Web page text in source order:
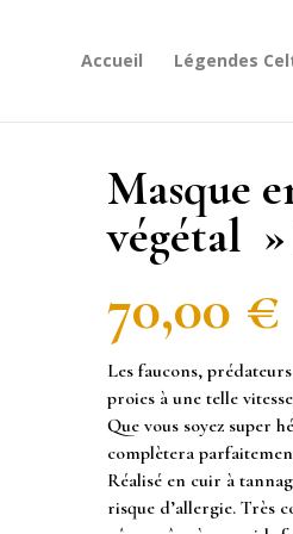
Accueil Légendes
Masque
végétal
70,00 €
Les faucons,
proies à une telle
Que vous soyez super
complètera
Réalisé en cuir à
risque d’allergie. Très